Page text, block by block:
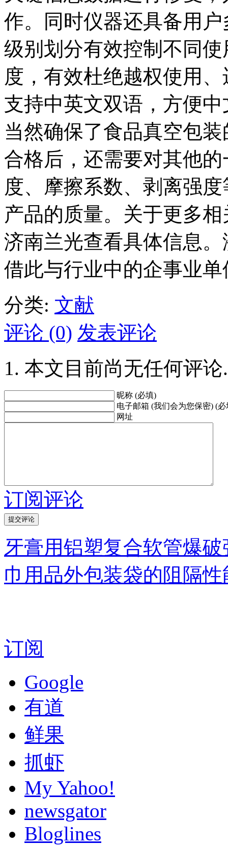
作。同时仪器还具备用
级别划分有效控制不同
度，有效杜绝越权使用
支持中英文双语，方便
当然确保了食品真空包
合格后，还需要对其他
度、摩擦系数、剥离强
产品的质量。关于更多
济南兰光查看具体信息
借此与行业中的企事业
分类: 文献
评论 (0) 发表评论
本文目前尚无任何评论.
昵称 (必填)
电子邮箱 (我们会为您保密) (必
网址
订阅评论
牙膏用铝塑复合软管爆
巾用品外包装袋的阻隔
订阅
Google
有道
鲜果
抓虾
My Yahoo!
newsgator
Bloglines